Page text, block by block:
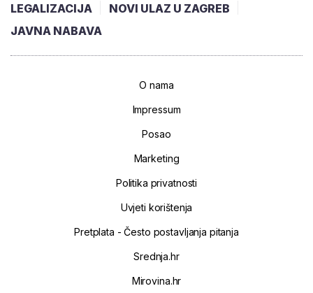
LEGALIZACIJA
NOVI ULAZ U ZAGREB
JAVNA NABAVA
O nama
Impressum
Posao
Marketing
Politika privatnosti
Uvjeti korištenja
Pretplata - Često postavljanja pitanja
Srednja.hr
Mirovina.hr